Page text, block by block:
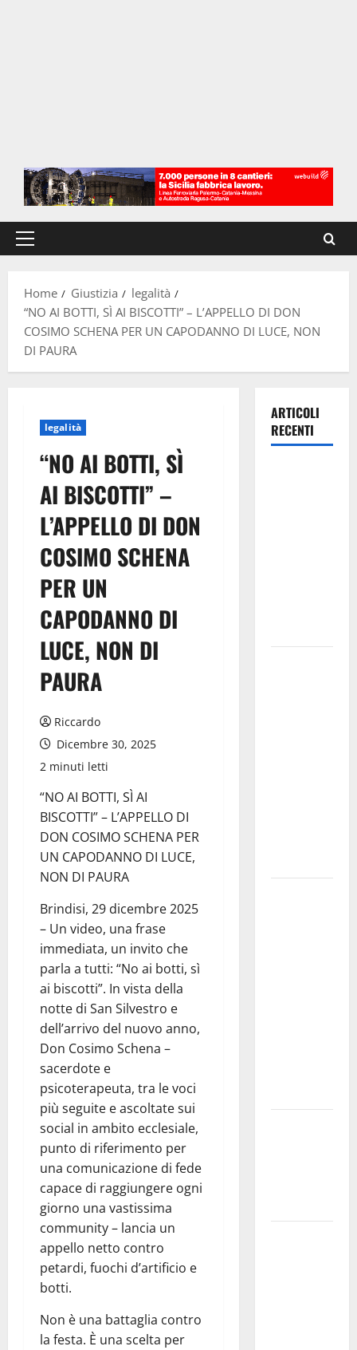
Menu
Home
Giustizia
legalità
“NO AI BOTTI, SÌ AI BISCOTTI” – L’APPELLO DI DON
COSIMO SCHENA PER UN CAPODANNO DI LUCE, NON
DI PAURA
legalità
“NO AI BOTTI, SÌ
AI BISCOTTI” –
L’APPELLO DI DON
COSIMO SCHENA
PER UN
CAPODANNO DI
LUCE, NON DI
PAURA
Riccardo
Dicembre 30, 2025
2 minuti letti
“NO AI BOTTI, SÌ AI
BISCOTTI” – L’APPELLO DI
DON COSIMO SCHENA PER
UN CAPODANNO DI LUCE,
NON DI PAURA
Brindisi, 29 dicembre 2025
– Un video, una frase
immediata, un invito che
parla a tutti: “No ai botti, sì
ai biscotti”. In vista della
notte di San Silvestro e
dell’arrivo del nuovo anno,
Don Cosimo Schena –
sacerdote e
psicoterapeuta, tra le voci
più seguite e ascoltate sui
social in ambito ecclesiale,
punto di riferimento per
una comunicazione di fede
capace di raggiungere ogni
giorno una vastissima
community – lancia un
appello netto contro
petardi, fuochi d’artificio e
botti.
Non è una battaglia contro
la festa. È una scelta per
ARTICOLI
RECENTI